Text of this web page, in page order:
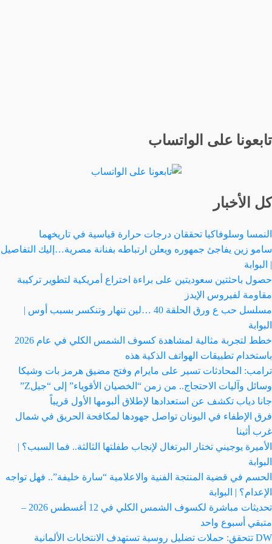
تابعونا على الواتساب
كل الأخبار
النمسا وسلوفاكيا تحققان درجات حرارة قياسية في تاريخهما
سامو زين يفاجئ جمهوره ويعلن ارتباطه بفنانة مصرية…إليك التفاصيل
| البوابة
حصول باحثتين سعوديتين على براءة اختراع أمريكية لتطوير تركيبة
مقاومة لفيروس الإيدز
مسلسل حب ع ورق الحلقة 40 …لين تنهار وتنكسر بسبب أوس |
البوابة
خطط لتجربة مثالية لمشاهدة كسوف الشمس الكلي في عام 2026
باستخدام تطبيقات الهواتف الذكية هذه
ترامب: المحادثات تسير على مايرام وفتح مضيق هرمز بات وشيكا
وسائل وآليات الاحتجاج.. من زمن “الخصيان الأقوياء” إلى “جيلZ”
جانا دياب تكشف عن استعدادها لإطلاق ألبومها الأول قريباً
فرق الإطفاء في اليونان تواصل جهودها لمكافحة الحريق في شمال
غرب أثينا
الأميرة يوجيني تختار البرتغال لإنجاب طفلتها الثالثة.. فما السبب؟ |
البوابة
الحسم في قضية المنتجة الفنية والاعلامية “سارة خليفة”.. فهل تواجه
الإعدام؟ | البوابة
تحديثات مباشرة لكسوف الشمس الكلي في 12 أغسطس 2026 –
متبقي أسبوع واحد
DW تتحقق: حملات تضليل روسية تستهدف الانتخابات الألمانية